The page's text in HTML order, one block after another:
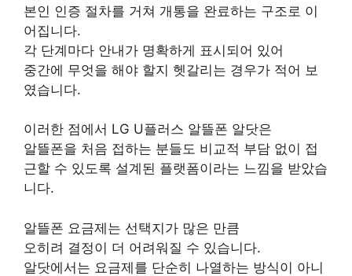
본인 인증 절차를 거쳐 개통을 완료하는 구조로 이
어집니다.
각 단계마다 안내가 명확하게 표시되어 있어
중간에 무엇을 해야 할지 헷갈리는 경우가 적어 보
였습니다.
이러한 점에서 LG U플러스 알뜰폰 알닷은
알뜰폰을 처음 접하는 분들도 비교적 부담 없이 접
근할 수 있도록 설계된 플랫폼이라는 느낌을 받았습
니다.
알뜰폰 요금제는 선택지가 많은 만큼
오히려 결정이 더 어려워질 수 있습니다.
알닷에서는 요금제를 단순히 나열하는 방식이 아니